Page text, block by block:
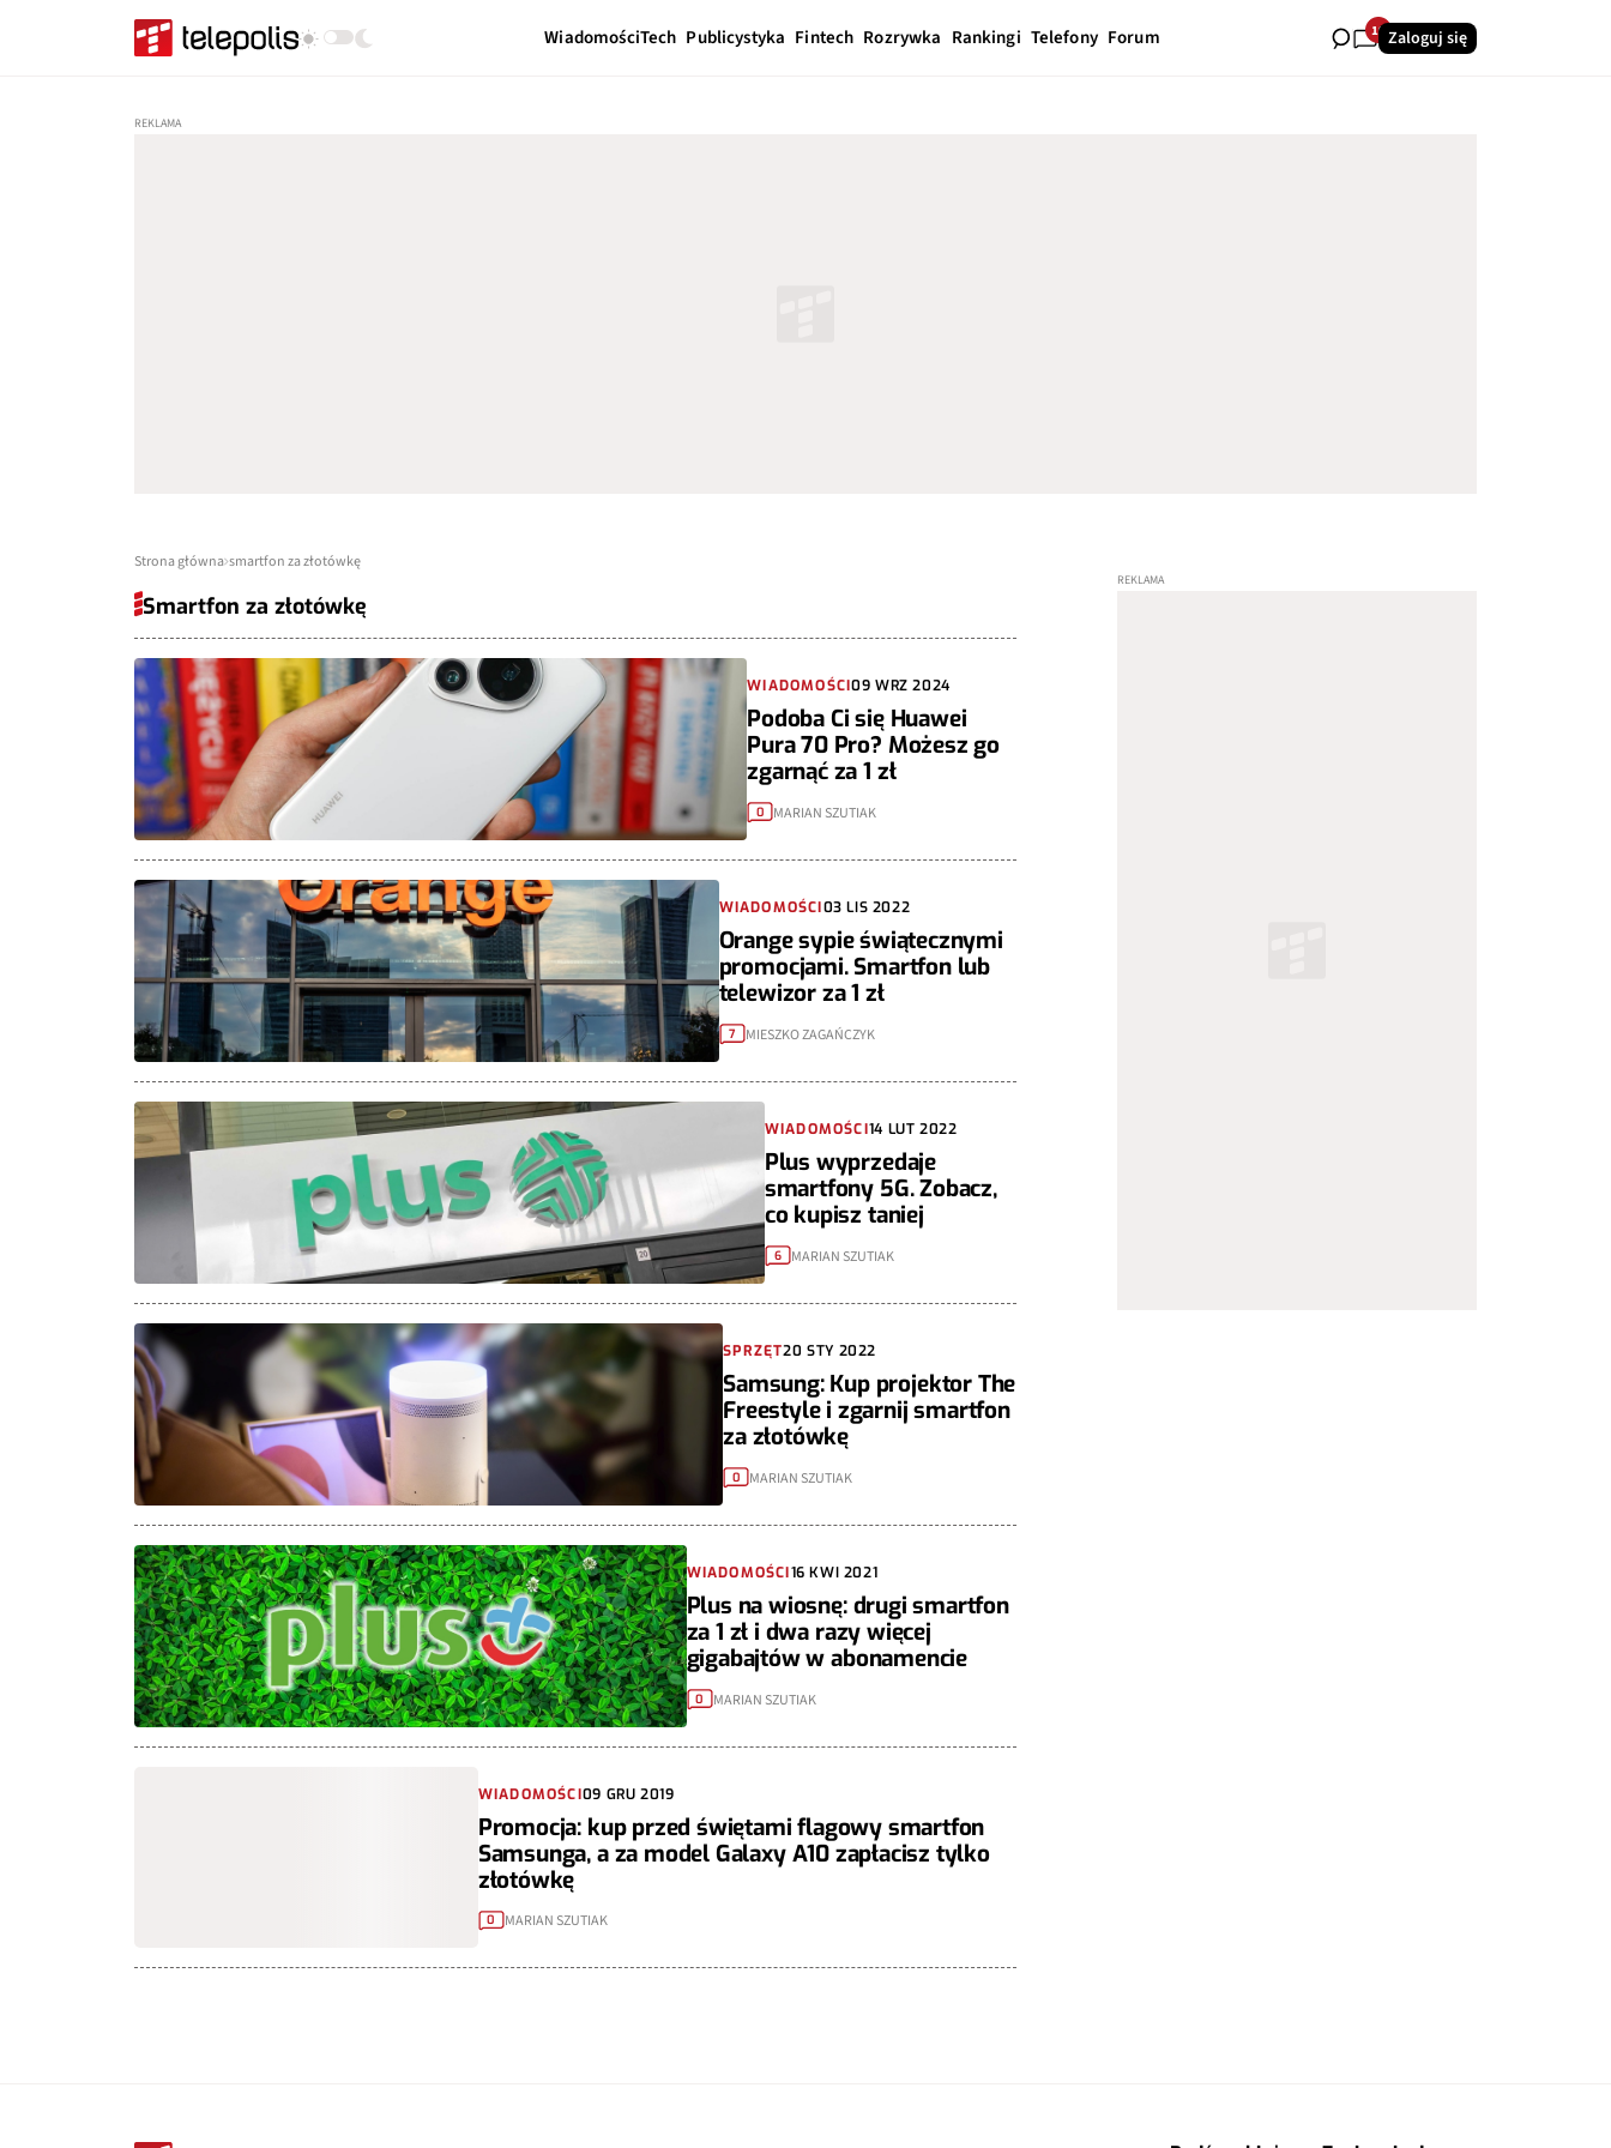
WiadomościTech Publicystyka Fintech Rozrywka Rankingi Telefony Forum 19Zaloguj się
Strona główna smartfon za złotówkę
Smartfon za złotówkę
WIADOMOŚCI09 WRZ 2024
Podoba Ci się Huawei
Pura 70 Pro? Możesz go
zgarnąć za 1 zł
0 MARIAN SZUTIAK
WIADOMOŚCI03 LIS 2022
Orange sypie świątecznymi
promocjami. Smartfon lub
telewizor za 1 zł
7 MIESZKO ZAGAŃCZYK
WIADOMOŚCI14 LUT 2022
Plus wyprzedaje
smartfony 5G. Zobacz,
co kupisz taniej
6 MARIAN SZUTIAK
SPRZĘT20 STY 2022
Samsung: Kup projektor The
Freestyle i zgarnij smartfon
za złotówkę
0 MARIAN SZUTIAK
WIADOMOŚCI16 KWI 2021
Plus na wiosnę: drugi smartfon
za 1 zł i dwa razy więcej
gigabajtów w abonamencie
0 MARIAN SZUTIAK
WIADOMOŚCI09 GRU 2019
Promocja: kup przed świętami flagowy smartfon
Samsunga, a za model Galaxy A10 zapłacisz tylko
złotówkę
0 MARIAN SZUTIAK